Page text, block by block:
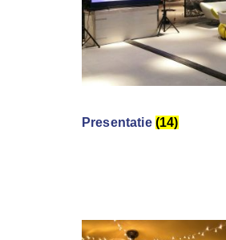
Presentatie (14)